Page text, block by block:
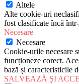
Altele
Alte cookie-uri
fost clasificate încă
Necesare
Necesare
Cookie-urile necesare
funcționeze corect.
bază și caracteristicile
SALVEAZĂ ȘI